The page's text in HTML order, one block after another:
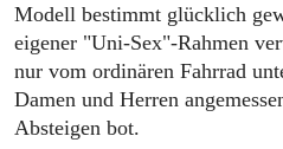
Modell bestimmt glücklich
eigener "Uni-Sex"-Rahmen
nur vom ordinären Fahrrad
Damen und Herren
Absteigen bot.